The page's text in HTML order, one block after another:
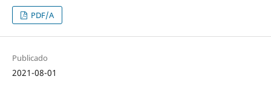
PDF/A
Publicado
2021-08-01